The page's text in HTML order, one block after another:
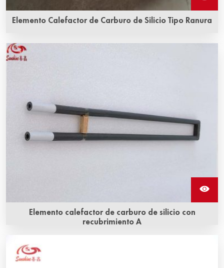
Elemento Calefactor de Carburo de Silicio Tipo Ranura
Los elementos calefactores de SiC de tipo ranura son
Elemento calefactor de carburo de silicio con
recubrimiento A
(impermeable) en los elementos calefactores en hornos
con oxidación y vapor ha extendido la vida útil en más del